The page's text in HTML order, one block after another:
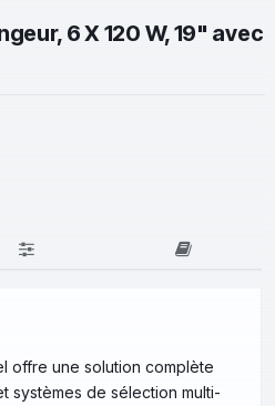
6 X 120 W, 19" avec
offre une solution complète
systèmes de sélection multi-